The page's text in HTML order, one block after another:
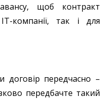
щоб контракт
компанії, так і для
договір передчасно –
передбачте такий